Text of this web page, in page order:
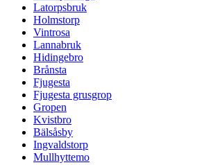
Latorpsbruk
Holmstorp
Vintrosa
Lannabruk
Hidingebro
Brånsta
Fjugesta
Fjugesta grusgrop
Gropen
Kvistbro
Bälsåsby
Ingvaldstorp
Mullhyttemo